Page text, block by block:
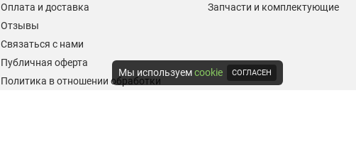
Оплата и доставка
Отзывы
Связаться с нами
Публичная оферта
Политика в отношении обработки
Запчасти и комплектующие
Мы используемcookie СОГЛАСЕН